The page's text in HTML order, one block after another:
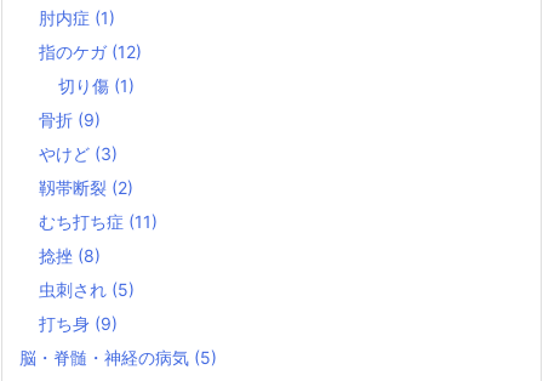
肘内症 (1)
指のケガ (12)
切り傷 (1)
骨折 (9)
やけど (3)
靱帯断裂 (2)
むち打ち症 (11)
捻挫 (8)
虫刺され (5)
打ち身 (9)
脳・脊髄・神経の病気 (5)